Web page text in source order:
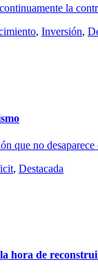
la
, Inversión,
que no
, Destacada
hora de